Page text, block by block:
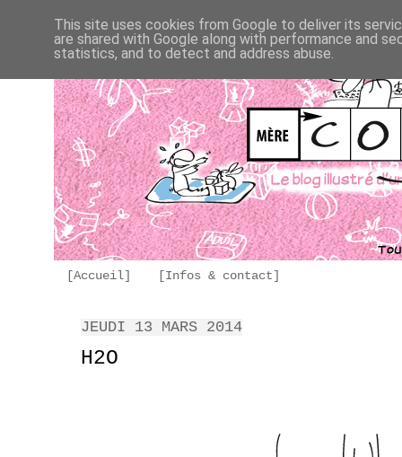
[Accueil] [Infos & contact]
JEUDI 13 MARS 2014
H2O
This site uses cookies from Google to deliver its
are shared with Google along with performance and
statistics, and to detect and address abuse.